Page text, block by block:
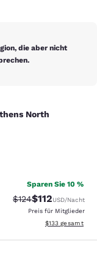
die aber nicht
North
North
1196 Bewertungen
Sparen Sie 10 %
Durchgestrichener
$124Vergünstigter
$112USD/Nacht
Preis für Mitglieder
Geschätzte
$133 gesamt